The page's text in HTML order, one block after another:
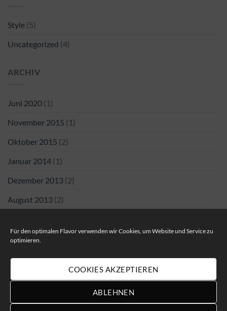
Für den optimalen Flavor verwenden wir Cookies, um Website und Service zu
optimieren.
COOKIES AKZEPTIEREN
ABLEHNEN
Style (5)
Uncategorized (4)
ARCHIV
Juni 2020 (1)
November 2015 (1)
Oktober 2015 (2)
Januar 2014 (1)
Dezember 2013 (2)
August 2013 (2)